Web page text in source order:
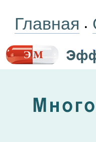
Главная •